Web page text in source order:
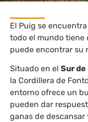
El Puig se
todo el mundo tiene
puede encontrar su
Situado en el Sur de
la Cordillera de
entorno ofrece un
pueden dar
ganas de